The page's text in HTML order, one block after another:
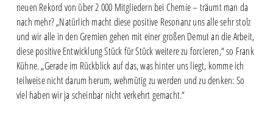
neuen Rekord von über 2 000 Mitgliedern bei Chemie – träumt man da
nach mehr? „Natürlich macht diese positive Resonanz uns alle sehr stolz
und wir alle in den Gremien gehen mit einer großen Demut an die Arbeit,
diese positive Entwicklung Stück für Stück weitere zu forcieren,“ so Frank
Kühne. „Gerade im Rückblick auf das, was hinter uns liegt, komme ich
teilweise nicht darum herum, wehmütig zu werden und zu denken: So
viel haben wir ja scheinbar nicht verkehrt gemacht.“